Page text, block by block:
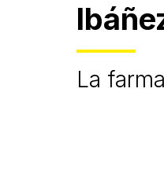
La